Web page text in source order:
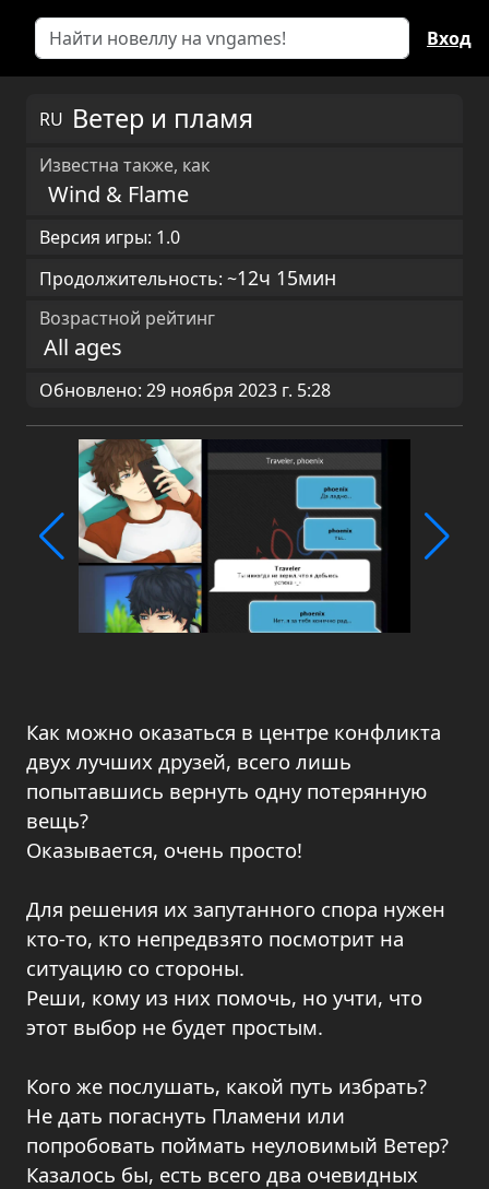
Вход
RU Ветер и пламя
Известна также, как
Wind & Flame
Версия игры: 1.0
Продолжительность: ~12ч 15мин
Возрастной рейтинг
All ages
Обновлено: 29 ноября 2023 г. 5:28
Как можно оказаться в центре конфликта
двух лучших друзей, всего лишь
попытавшись вернуть одну потерянную
вещь?
Оказывается, очень просто!
Для решения их запутанного спора нужен
кто-то, кто непредвзято посмотрит на
ситуацию со стороны.
Реши, кому из них помочь, но учти, что
этот выбор не будет простым.
Кого же послушать, какой путь избрать?
Не дать погаснуть Пламени или
попробовать поймать неуловимый Ветер?
Казалось бы, есть всего два очевидных